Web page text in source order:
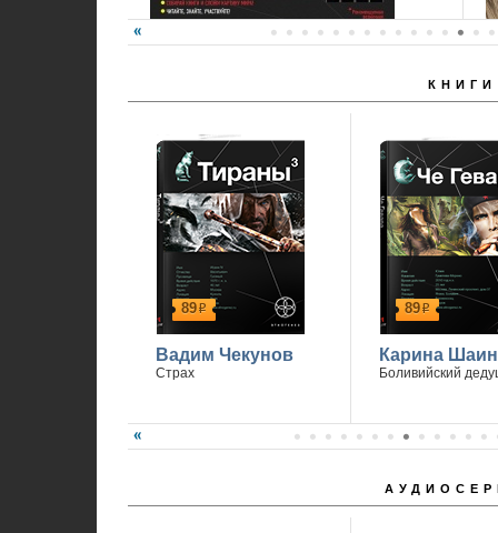
24 апреля стартовали продажи 2 книги
КНИГИ
89р
Вадим Чекунов
Страх
89р
Карина
Боливийский